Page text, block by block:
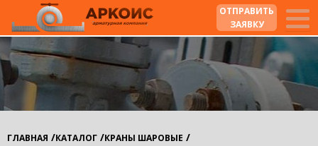
ОТПРАВИТЬ
ЗАЯВКУ
ГЛАВНАЯ /КАТАЛОГ /КРАНЫ ШАРОВЫЕ /